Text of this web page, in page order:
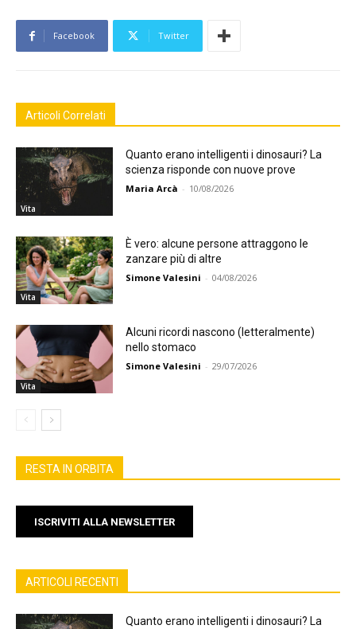
Facebook Twitter
Articoli Correlati
Vita
Quanto erano intelligenti i dinosauri? La
scienza risponde con nuove prove
Maria Arcà - 10/08/2026
Vita
È vero: alcune persone attraggono le
zanzare più di altre
Simone Valesini - 04/08/2026
Vita
Alcuni ricordi nascono (letteralmente)
nello stomaco
Simone Valesini - 29/07/2026
RESTA IN ORBITA
ISCRIVITI ALLA NEWSLETTER
ARTICOLI RECENTI
Quanto erano intelligenti i dinosauri? La